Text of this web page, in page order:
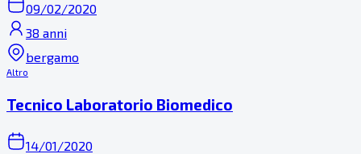
09/02/2020
38 anni
bergamo
Altro
Tecnico Laboratorio Biomedico
14/01/2020